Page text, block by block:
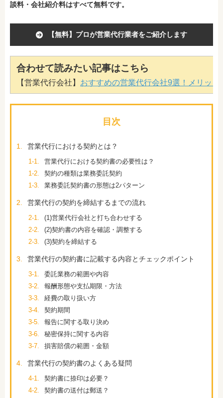
談料・会社紹介料はすべて無料です。
【無料】プロが営業代行業者をご紹介します
合わせて読みたい記事はこちら
【営業代行会社】 おすすめの営業代行会社9選！メリッ
目次
1. 営業代行における契約とは？
1-1.
営業代行における契約書の必要性は？
1-2.
契約の種類は業務委託契約
1-3.
業務委託契約書の形態は2パターン
2. 営業代行の契約を締結するまでの流れ
2-1.
(1)営業代行会社と打ち合わせする
2-2.
(2)契約書の内容を確認・調整する
2-3.
(3)契約を締結する
3. 営業代行の契約書に記載する内容とチェックポイント
3-1.
委託業務の範囲や内容
3-2.
報酬形態や支払期限・方法
3-3.
経費の取り扱い方
3-4.
契約期間
3-5.
報告に関する取り決め
3-6.
秘密保持に関する内容
3-7.
損害賠償の範囲・金額
4. 営業代行の契約書のよくある疑問
4-1.
契約書に捺印は必要？
4-2.
契約書の送付は郵送？